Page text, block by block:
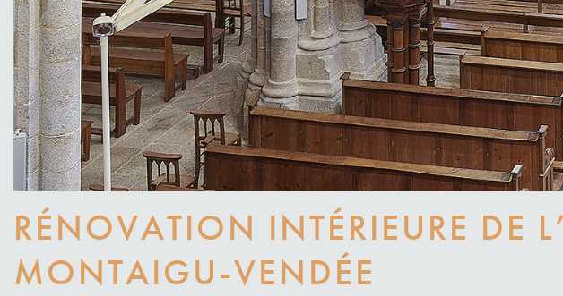
RÉNOVATION INTÉRIEURE DE
MONTAIGU-VENDÉE